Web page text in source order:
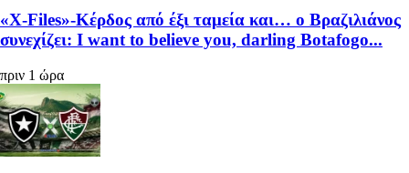
«X-Files»-Κέρδος από έξι ταμεία και… ο Βραζιλιάνος
συνεχίζει: I want to believe you, darling Botafogo...
πριν 1 ώρα